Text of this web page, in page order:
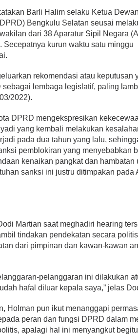
Barli Halim selaku Ketua Dewan
Bengkulu Selatan seusai
dari 38 Aparatur Sipil Negara
Secepatnya kurun waktu satu minggu
rekomendasi atau keputusan
lembaga legislatif, paling
2022).
DPRD mengekspresikan
yang kembali melakukan
pada dua tahun yang lalu,
pemblokiran yang menyebabkan
kenaikan pangkat dan hambatan
sanksi ini justru ditimpakan pada
Martian saat meghadiri hearing
tindakan pendekatan secara
dari pimpinan dan kawan-kawan
pelanggaran ini dilakukan
hafal diluar kepala saya,” jelas
Holman pun ikut menanggapi
peran dan fungsi DPRD dalam
apalagi hal ini menyangkut
Helmi Hasan Di
Kaur Janjikan Satu
Ambulans
BENGKULU,
1, 2020
393